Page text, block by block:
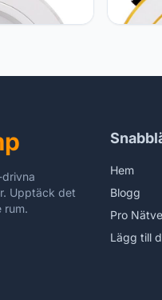
1PC LED
220V 230V
Plafond
Upptäck det
rum.
Hem
Blogg
Pro
Lägg till